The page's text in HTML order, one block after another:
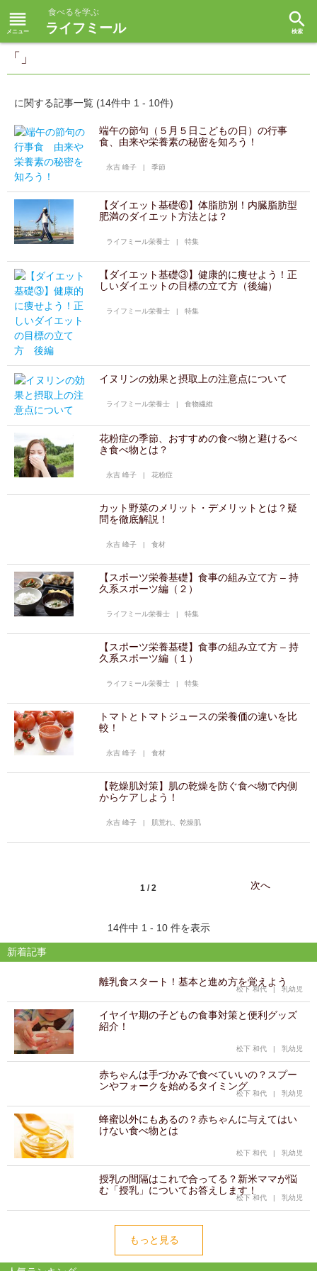
reorder 食べるを学ぶ
ライフミール search
「」
に関する記事一覧 (14件中 1 - 10件)
端午の節句（５月５日こどもの日）の行事
食、由来や栄養素の秘密を知ろう！
永吉 峰子 |季節
【ダイエット基礎⑥】体脂肪別！内臓脂肪型
肥満のダイエット方法とは？
ライフミール栄養士 |特集
【ダイエット基礎③】健康的に痩せよう！正
しいダイエットの目標の立て方（後編）
ライフミール栄養士 |特集
イヌリンの効果と摂取上の注意点について
ライフミール栄養士 |食物繊維
花粉症の季節、おすすめの食べ物と避けるべ
き食べ物とは？
永吉 峰子 |花粉症
カット野菜のメリット・デメリットとは？疑
問を徹底解説！
永吉 峰子 |食材
【スポーツ栄養基礎】食事の組み立て方 – 持
久系スポーツ編（２）
ライフミール栄養士 |特集
【スポーツ栄養基礎】食事の組み立て方 – 持
久系スポーツ編（１）
ライフミール栄養士 |特集
トマトとトマトジュースの栄養価の違いを比
較！
永吉 峰子 |食材
【乾燥肌対策】肌の乾燥を防ぐ食べ物で内側
からケアしよう！
永吉 峰子 | 肌荒れ、乾燥肌
1 / 2 次へ
14件中 1 - 10 件を表示
新着記事
離乳食スタート！基本と進め方を覚えよう
松下 和代 | 乳幼児
イヤイヤ期の子どもの食事対策と便利グッズ
紹介！
松下 和代 | 乳幼児
赤ちゃんは手づかみで食べていいの？スプー
ンやフォークを始めるタイミング
松下 和代 | 乳幼児
蜂蜜以外にもあるの？赤ちゃんに与えてはい
けない食べ物とは
松下 和代 | 乳幼児
授乳の間隔はこれで合ってる？新米ママが悩
む「授乳」についてお答えします！
松下 和代 | 乳幼児
もっと見る